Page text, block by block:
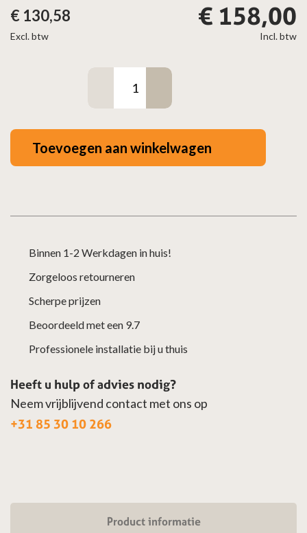
Incl. btw
€ 158,00
Excl. btw
€ 130,58
Toevoegen aan winkelwagen
Binnen 1-2 Werkdagen in huis!
Zorgeloos retourneren
Scherpe prijzen
Beoordeeld met een 9.7
Professionele installatie bij u thuis
Heeft u hulp of advies nodig?
Neem vrijblijvend contact met ons op
+31 85 30 10 266
Product informatie